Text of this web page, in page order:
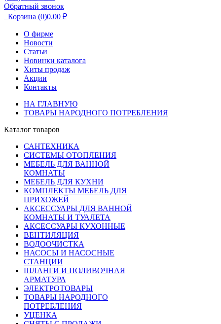
Обратный звонок
Корзина (0)0.00 ₽
О фирме
Новости
Статьи
Новинки каталога
Хиты продаж
Акции
Контакты
НА ГЛАВНУЮ
ТОВАРЫ НАРОДНОГО ПОТРЕБЛЕНИЯ
Каталог товаров
САНТЕХНИКА
СИСТЕМЫ ОТОПЛЕНИЯ
МЕБЕЛЬ ДЛЯ ВАННОЙ
КОМНАТЫ
МЕБЕЛЬ ДЛЯ КУХНИ
КОМПЛЕКТЫ МЕБЕЛЬ ДЛЯ
ПРИХОЖЕЙ
АКСЕССУАРЫ ДЛЯ ВАННОЙ
КОМНАТЫ И ТУАЛЕТА
АКСЕССУАРЫ КУХОННЫЕ
ВЕНТИЛЯЦИЯ
ВОДООЧИСТКА
НАСОСЫ И НАСОСНЫЕ
СТАНЦИИ
ШЛАНГИ И ПОЛИВОЧНАЯ
АРМАТУРА
ЭЛЕКТРОТОВАРЫ
ТОВАРЫ НАРОДНОГО
ПОТРЕБЛЕНИЯ
УЦЕНКА